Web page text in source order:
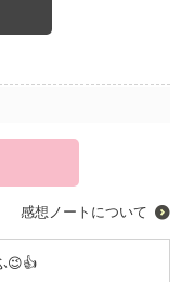
感想ノートについて
😉👍️